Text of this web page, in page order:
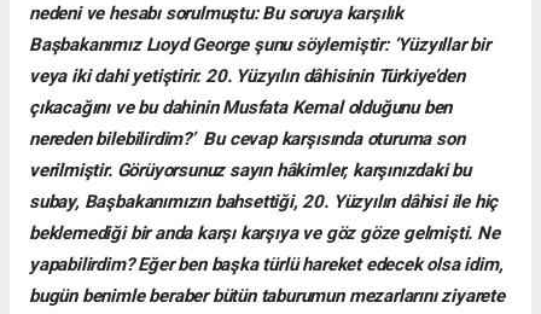
nedeni ve hesabı sorulmuştu: Bu soruya karşılık
Başbakanımız Lıoyd George şunu söylemiştir: ‘Yüzyıllar bir
veya iki dahi yetiştirir. 20. Yüzyılın dâhisinin Türkiye’den
çıkacağını ve bu dahinin Musfata Kemal olduğunu ben
nereden bilebilirdim?’ Bu cevap karşısında oturuma son
verilmiştir. Görüyorsunuz sayın hâkimler, karşınızdaki bu
subay, Başbakanımızın bahsettiği, 20. Yüzyılın dâhisi ile hiç
beklemediği bir anda karşı karşıya ve göz göze gelmişti. Ne
yapabilirdim? Eğer ben başka türlü hareket edecek olsa idim,
bugün benimle beraber bütün taburumun mezarlarını ziyarete